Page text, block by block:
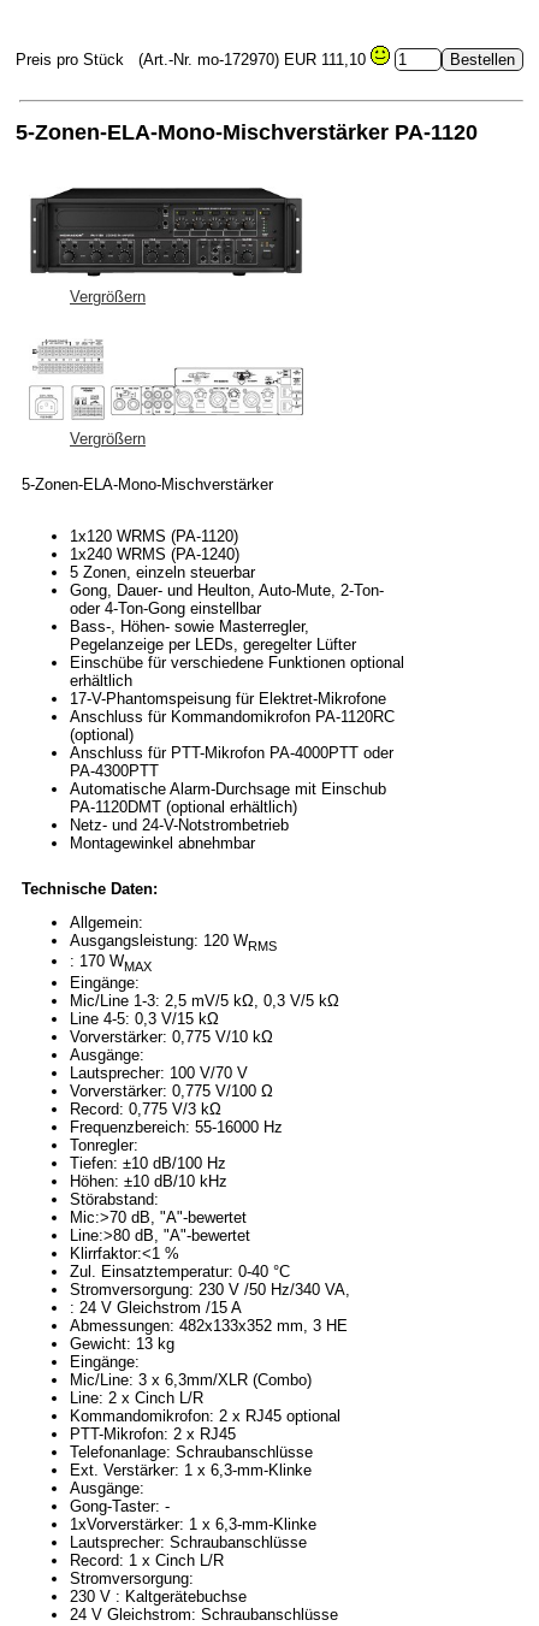
Preis pro Stück (Art.-Nr. mo-172970) EUR 111,10
5-Zonen-ELA-Mono-Mischverstärker PA-1120
Vergrößern
Vergrößern
5-Zonen-ELA-Mono-Mischverstärker
1x120 WRMS (PA-1120)
1x240 WRMS (PA-1240)
5 Zonen, einzeln steuerbar
Gong, Dauer- und Heulton, Auto-Mute, 2-Ton-
oder 4-Ton-Gong einstellbar
Bass-, Höhen- sowie Masterregler,
Pegelanzeige per LEDs, geregelter Lüfter
Einschübe für verschiedene Funktionen optional
erhältlich
17-V-Phantomspeisung für Elektret-Mikrofone
Anschluss für Kommandomikrofon PA-1120RC
(optional)
Anschluss für PTT-Mikrofon PA-4000PTT oder
PA-4300PTT
Automatische Alarm-Durchsage mit Einschub
PA-1120DMT (optional erhältlich)
Netz- und 24-V-Notstrombetrieb
Montagewinkel abnehmbar
Technische Daten:
Allgemein:
Ausgangsleistung: 120 WRMS
: 170 WMAX
Eingänge:
Mic/Line 1-3: 2,5 mV/5 kΩ, 0,3 V/5 kΩ
Line 4-5: 0,3 V/15 kΩ
Vorverstärker: 0,775 V/10 kΩ
Ausgänge:
Lautsprecher: 100 V/70 V
Vorverstärker: 0,775 V/100 Ω
Record: 0,775 V/3 kΩ
Frequenzbereich: 55-16000 Hz
Tonregler:
Tiefen: ±10 dB/100 Hz
Höhen: ±10 dB/10 kHz
Störabstand:
Mic:>70 dB, "A"-bewertet
Line:>80 dB, "A"-bewertet
Klirrfaktor:<1 %
Zul. Einsatztemperatur: 0-40 °C
Stromversorgung: 230 V /50 Hz/340 VA,
: 24 V Gleichstrom /15 A
Abmessungen: 482x133x352 mm, 3 HE
Gewicht: 13 kg
Eingänge:
Mic/Line: 3 x 6,3mm/XLR (Combo)
Line: 2 x Cinch L/R
Kommandomikrofon: 2 x RJ45 optional
PTT-Mikrofon: 2 x RJ45
Telefonanlage: Schraubanschlüsse
Ext. Verstärker: 1 x 6,3-mm-Klinke
Ausgänge:
Gong-Taster: -
1xVorverstärker: 1 x 6,3-mm-Klinke
Lautsprecher: Schraubanschlüsse
Record: 1 x Cinch L/R
Stromversorgung:
230 V : Kaltgerätebuchse
24 V Gleichstrom: Schraubanschlüsse